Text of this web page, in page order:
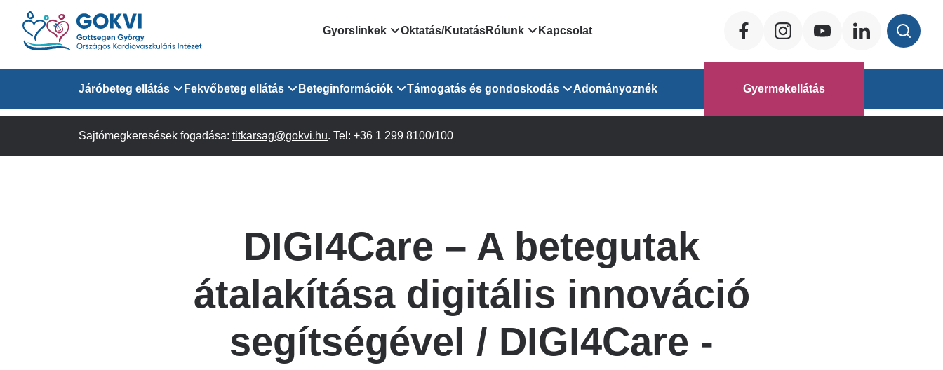
Ugrás
tartalomra
Domain
menu
for
GOKVI
Gyorslinkek
Országos Online Várólista
EESZT - Egészségablak
Egységes alapellátási ügyeleti
rendszer
Háziorvosi körzetek Pest
vármegyére vonatkozóan
Patika ügyeleti link Pest
vármegyére vonatkozóan
Oktatás/KutatásRólunk
Rendezvényeink
Közérdekű adatok
Kapcsolat
Social
Domain
menu
Járóbeteg ellátás
Járóbeteg Információk
Fekvőbeteg ellátás
Felnőtt Kardiológiai Osztály
Felnőtt Szív- és Érsebészet
Sürgősségi Betegellátó Osztály
Katéter Terápiás Osztály
Kardiológiai Képalkotó Osztály
Beteginformációk
Orvosaink
lekérése
kikérő lap
Látogatóknak
Támogatás és gondoskodás
Pszichológusok
felnőtt betegeinknek
Szociális munkás
Rehabilitáció Füreden
Adományoznék Gyermekellátás
Sajtómegkeresések fogadása: titkarsag@gokvi.hu. Tel: +36 1 299 8100/100
DIGI4Care – A betegutak
átalakítása digitális innováció
segítségével / DIGI4Care -